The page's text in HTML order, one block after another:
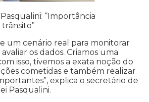
“Importância
um cenário real para monitorar
os dados. Criamos uma
isso, tivemos a exata noção do
cometidas e também realizar
explica o secretário de
Pasqualini.